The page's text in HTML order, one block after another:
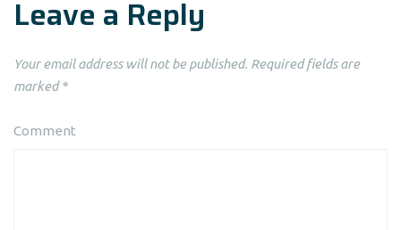
Leave a Reply
Your email address will not be published. Required fields are
marked*
Comment